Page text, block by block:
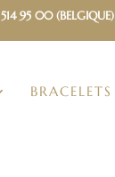
95 00 (BELGIQUE)
BRACELETS